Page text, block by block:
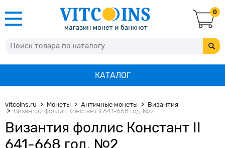
0
КАТАЛОГ
vitcoins.ru Монеты Античные монеты
Византия
Византия фоллис Констант II 641-668 год. №2
Византия фоллис Констант II
641-668 год. №2